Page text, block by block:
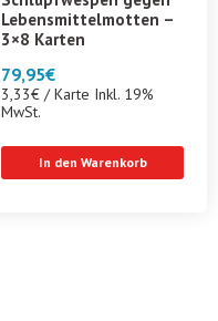
Lebensmittelmotten –
3×8 Karten
79,95€
3,33€ / Karte Inkl. 19%
MwSt.
In den Warenkorb